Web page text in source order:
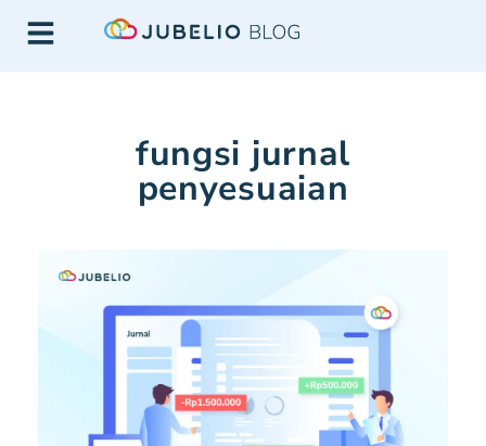
fungsi jurnal
penyesuaian